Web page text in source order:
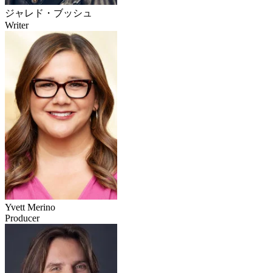
ジャレド・ブッシュ
Writer
Yvett Merino
Producer